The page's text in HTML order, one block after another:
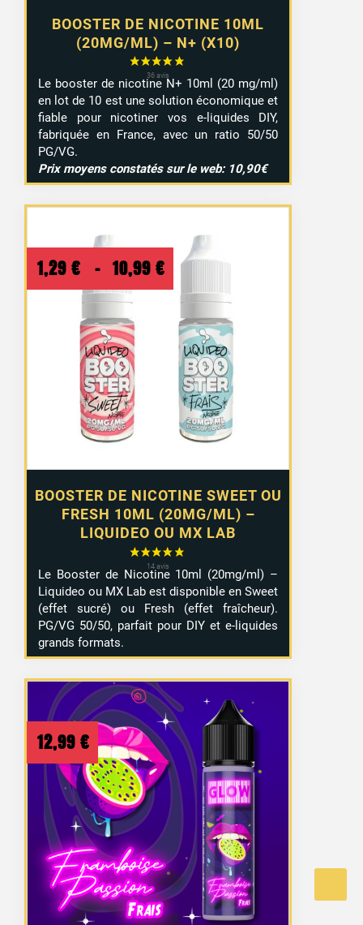
BOOSTER DE NICOTINE 10ML
(20MG/ML) – N+ (X10)
Le booster de nicotine N+ 10ml (20 mg/ml)
en lot de 10 est une solution économique et
fiable pour nicotiner vos e-liquides DIY,
fabriquée en France, avec un ratio 50/50
PG/VG.
Prix moyens constatés sur le web: 10,90€
BOOSTER DE NICOTINE SWEET OU
FRESH 10ML (20MG/ML) –
LIQUIDEO OU MX LAB
1,29 € – 10,99 €
Plage
de
prix :
1,29 €
10,99 €
Le Booster de Nicotine 10ml (20mg/ml) –
Liquideo ou MX Lab est disponible en Sweet
(effet sucré) ou Fresh (effet fraîcheur).
PG/VG 50/50, parfait pour DIY et e-liquides
grands formats.
12,99 €